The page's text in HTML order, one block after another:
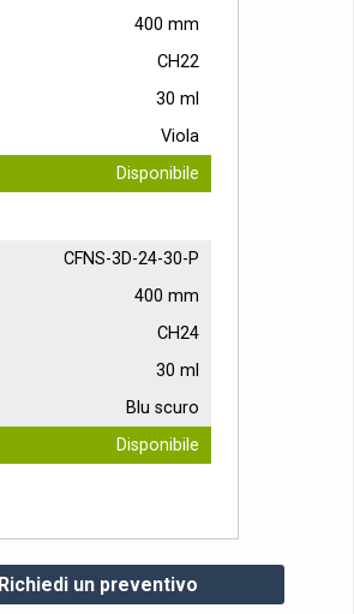
400 mm
CH22
30 ml
Viola
Disponibile
CFNS-3D-24-30-P
400 mm
CH24
30 ml
Blu scuro
Disponibile
Richiedi un preventivo